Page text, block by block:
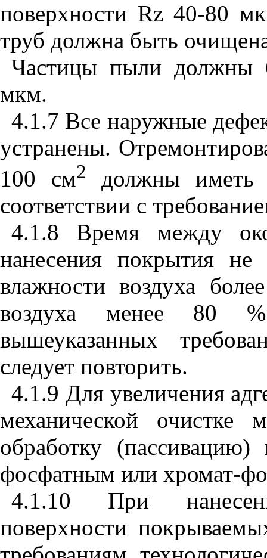
поверхности Rz 40-80
труб должна быть
Частицы пыли должны
мкм.
4.1.7 Все наружные
устранены.
100 см2
должны иметь
соответствии с
4.1.8 Время между
нанесения покрытия
влажности воздуха
воздуха менее 80
вышеуказанных
следует повторить.
4.1.9 Для увеличения
механической очистке
обработку
фосфатным или хромат-
4.1.10 При
поверхности